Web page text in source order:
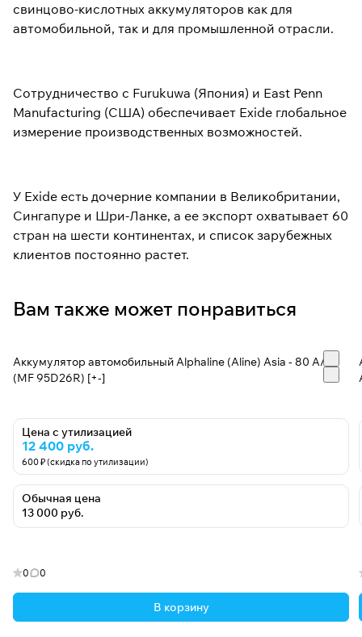
свинцово-кислотных аккумуляторов как для
автомобильной, так и для промышленной отрасли.
Сотрудничество с Furukuwa (Япония) и East Penn
Manufacturing (США) обеспечивает Exide глобальное
измерение производственных возможностей.
У Exide есть дочерние компании в Великобритании,
Сингапуре и Шри-Ланке, а ее экспорт охватывает 60
стран на шести континентах, и список зарубежных
клиентов постоянно растет.
Вам также может понравиться
Аккумулятор автомобильный Alphaline (Aline) Asia - 80 А/ч
(MF 95D26R) [+-]
Цена с утилизацией
12 400 руб.
600 ₽ (скидка по утилизации)
Обычная цена
13 000 руб.
0 0
В корзину